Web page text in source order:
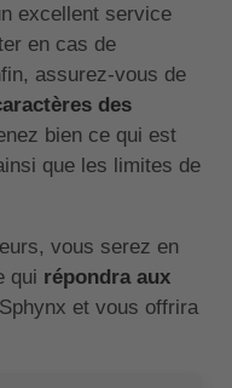
excellent service
en cas de
assurez-vous de
des
bien ce qui est
que les limites de
vous serez en
qui répondra aux
et vous offrira